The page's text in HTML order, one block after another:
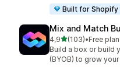
Built for Shopify
Mix and Match
4,9stelle su 5
(103)
103 recensioni totali
•Free
Build a box or build
(BYOB) to grow